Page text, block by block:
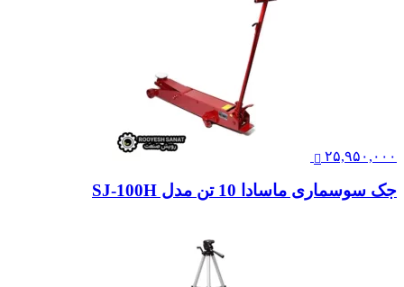
۲۵,۹۵۰,۰۰۰
جک سوسماری ماسادا 10 تن مدل SJ-100H